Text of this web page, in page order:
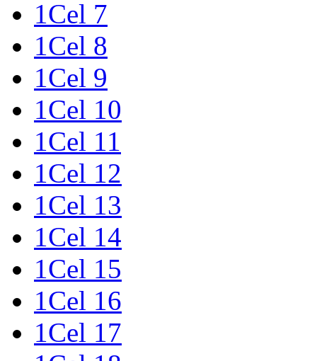
1Cel 7
1Cel 8
1Cel 9
1Cel 10
1Cel 11
1Cel 12
1Cel 13
1Cel 14
1Cel 15
1Cel 16
1Cel 17